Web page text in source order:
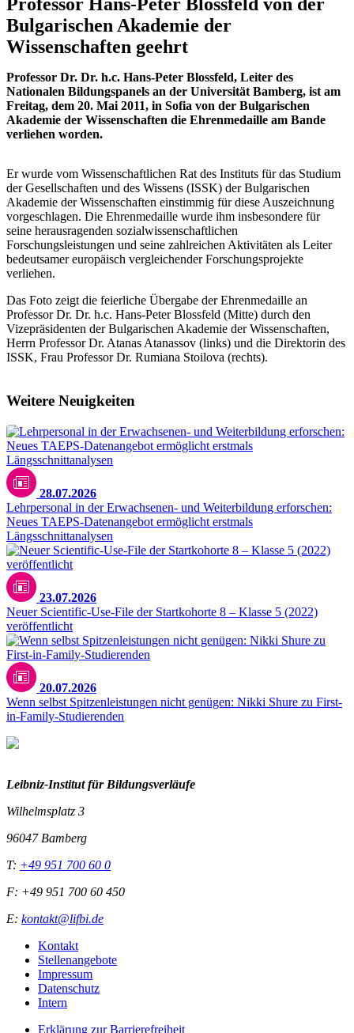
Professor Hans-Peter Blossfeld von der
Bulgarischen Akademie der
Wissenschaften geehrt
Professor Dr. Dr. h.c. Hans-Peter Blossfeld, Leiter des
Nationalen Bildungspanels an der Universität Bamberg, ist am
Freitag, dem 20. Mai 2011, in Sofia von der Bulgarischen
Akademie der Wissenschaften die Ehrenmedaille am Bande
verliehen worden.
Er wurde vom Wissenschaftlichen Rat des Instituts für das Studium
der Gesellschaften und des Wissens (ISSK) der Bulgarischen
Akademie der Wissenschaften einstimmig für diese Auszeichnung
vorgeschlagen. Die Ehrenmedaille wurde ihm insbesondere für
seine herausragenden sozialwissenschaftlichen
Forschungsleistungen und seine zahlreichen Aktivitäten als Leiter
bedeutsamer europäisch vergleichender Forschungsprojekte
verliehen.
Das Foto zeigt die feierliche Übergabe der Ehrenmedaille an
Professor Dr. Dr. h.c. Hans-Peter Blossfeld (Mitte) durch den
Vizepräsidenten der Bulgarischen Akademie der Wissenschaften,
Herrn Professor Dr. Atanas Atanassov (links) und die Direktorin des
ISSK, Frau Professor Dr. Rumiana Stoilova (rechts).
Weitere Neuigkeiten
28.07.2026
Lehrpersonal in der Erwachsenen- und Weiterbildung erforschen:
Neues TAEPS-Datenangebot ermöglicht erstmals
Längsschnittanalysen
23.07.2026
Neuer Scientific-Use-File der Startkohorte 8 – Klasse 5 (2022)
veröffentlicht
20.07.2026
Wenn selbst Spitzenleistungen nicht genügen: Nikki Shure zu First-
in-Family-Studierenden
Leibniz-Institut für Bildungsverläufe
Wilhelmsplatz 3
96047 Bamberg
T: +49 951 700 60 0
F: +49 951 700 60 450
E: kontakt@lifbi.de
Kontakt
Stellenangebote
Impressum
Datenschutz
Intern
Erklärung zur Barrierefreiheit